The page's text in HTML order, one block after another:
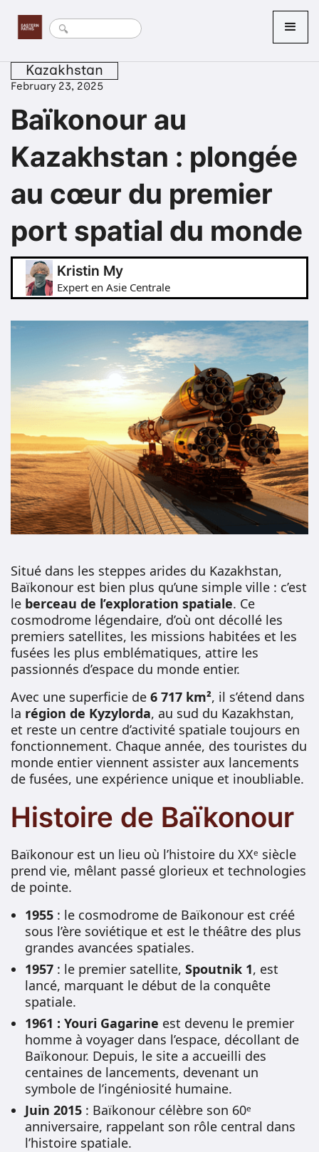
Kazakhstan
February 23, 2025
Baïkonour au
Kazakhstan : plongée
au cœur du premier
port spatial du monde
Kristin My
Expert en Asie Centrale
Situé dans les steppes arides du Kazakhstan,
Baïkonour est bien plus qu’une simple ville : c’est
le berceau de l’exploration spatiale. Ce
cosmodrome légendaire, d’où ont décollé les
premiers satellites, les missions habitées et les
fusées les plus emblématiques, attire les
passionnés d’espace du monde entier.
Avec une superficie de 6 717 km², il s’étend dans
la région de Kyzylorda, au sud du Kazakhstan,
et reste un centre d’activité spatiale toujours en
fonctionnement. Chaque année, des touristes du
monde entier viennent assister aux lancements
de fusées, une expérience unique et inoubliable.
Histoire de Baïkonour
Baïkonour est un lieu où l’histoire du XXᵉ siècle
prend vie, mêlant passé glorieux et technologies
de pointe.
1955 : le cosmodrome de Baïkonour est créé
sous l’ère soviétique et est le théâtre des plus
grandes avancées spatiales.
1957 : le premier satellite, Spoutnik 1, est
lancé, marquant le début de la conquête
spatiale.
1961 : Youri Gagarine est devenu le premier
homme à voyager dans l’espace, décollant de
Baïkonour. Depuis, le site a accueilli des
centaines de lancements, devenant un
symbole de l’ingéniosité humaine.
Juin 2015 : Baïkonour célèbre son 60ᵉ
anniversaire, rappelant son rôle central dans
l’histoire spatiale.